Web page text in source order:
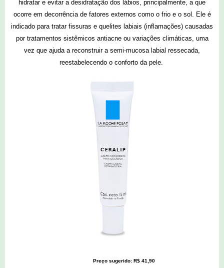
hidratar e evitar a desidratação dos lábios, principalmente, a que
ocorre em decorrência de fatores externos como o frio e o sol. Ele é
indicado para tratar fissuras e quelites labiais (inflamações) causadas
por tratamentos sistêmicos antiacne ou variações climáticas, uma
vez que ajuda a reconstruir a semi-mucosa labial ressecada,
reestabelecendo o conforto da pele.
Preço sugerido: R$ 41,90